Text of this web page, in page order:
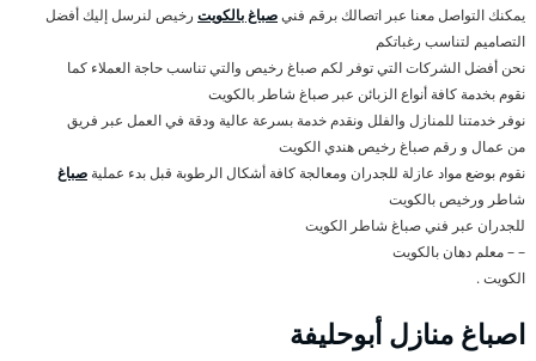
يمكنك التواصل معنا عبر اتصالك برقم فنيصباغ بالكويت رخيص لنرسل إليك أفضل
التصاميم لتناسب رغباتكم
نحن أفضل الشركات التي توفر لكم صباغ رخيص والتي تناسب حاجة العملاء كما
نقوم بخدمة كافة أنواع الزبائن عبر صباغ شاطر بالكويت
نوفر خدمتنا للمنازل والفلل ونقدم خدمة بسرعة عالية ودقة في العمل عبر فريق
من عمال و رقم صباغ رخيص هندي الكويت
نقوم بوضع مواد عازلة للجدران ومعالجة كافة أشكال الرطوبة قبل بدء عملية صباغ
شاطر ورخيص بالكويت
للجدران عبر فني صباغ شاطر الكويت
– – معلم دهان بالكويت
الكويت .
اصباغ منازل أبوحليفة